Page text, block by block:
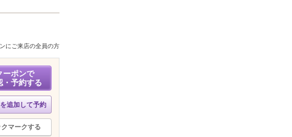
）
）
）
）
3）
（4）
にご来店の全員の方
ーポンで
・予約する
追加して予約
クマークする